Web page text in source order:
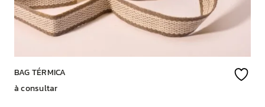
BAG TÉRMICA
à consultar